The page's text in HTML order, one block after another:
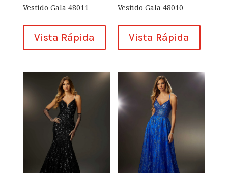
Vestido Gala 48011
Vista Rápida
Vestido Gala 48010
Vista Rápida